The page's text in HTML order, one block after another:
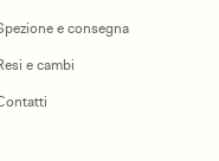
e consegna
e cambi